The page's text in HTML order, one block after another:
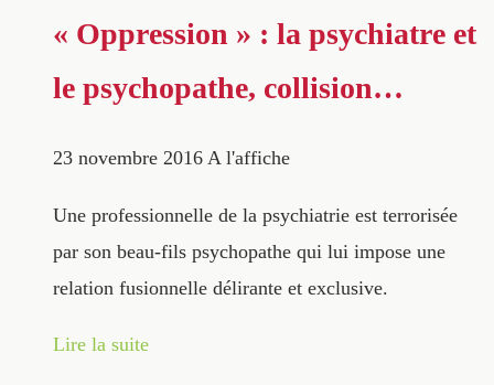
« Oppression » : la psychiatre et
le psychopathe, collision…
23 novembre 2016 A l'affiche
Une professionnelle de la psychiatrie est terrorisée
par son beau-fils psychopathe qui lui impose une
relation fusionnelle délirante et exclusive.
Lire la suite